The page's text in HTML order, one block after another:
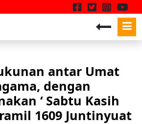
antar Umat
dengan
‘ Sabtu Kasih
1609 Juntinyuat